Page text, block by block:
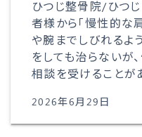
ひつじ整骨院/ひつ
者様から「慢性的な
や腕までしびれるよ
をしても治らないが
相談を受けることが
2026年6月29日